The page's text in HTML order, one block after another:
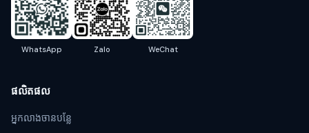
WhatsApp Zalo WeChat
ផលិតផល
អ្នកលាងចានបន្លែ